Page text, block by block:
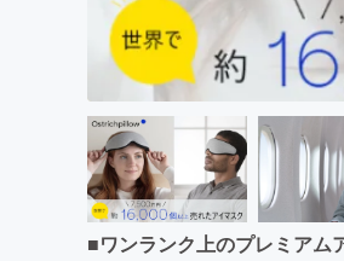
■ワンランク上のプレミアム